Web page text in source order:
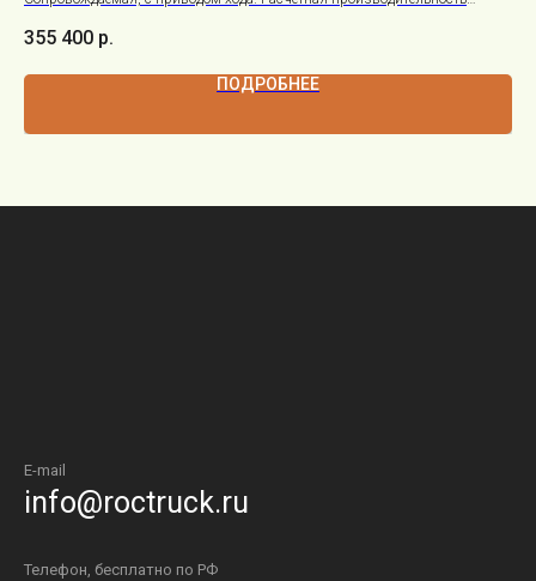
355 400 р.
ПОДРОБНЕЕ
E-mail
info@roctruck.ru
Телефон, бесплатно по РФ